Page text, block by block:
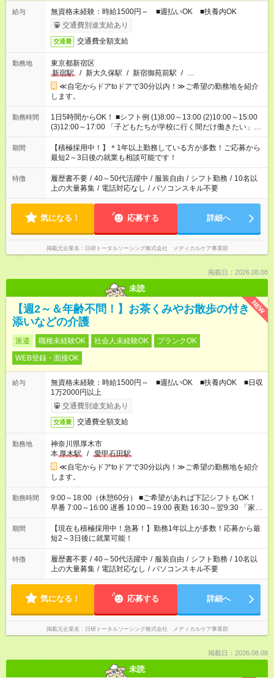
給与
無資格未経験：時給1500円～ ■週払いOK ■扶養内OK
交通費別途支給あり
交通費 交通費全額支給
勤務地
東京都新宿区
新宿駅
/ 新大久保駅 / 新宿御苑前駅 / …
≪自宅からドアtoドアで30分以内！≫ご希望の勤務地を紹介
します。
勤務時間
1日5時間からOK！ ■シフト例 (1)8:00～13:00 (2)10:00～15:00
(3)12:00～17:00 「子どもたちが学校に行く間だけ働きたい」
「余裕を持って夕飯の準備がしたい」 「午前中は働いて、午後
はプライベートの時間にしたい」 など、ご希望を教えてくださ
いね。 ※Wワーク希望の方へ 今ご覧のお仕事で希望する勤務時
間と、もう1つのお仕事の勤務時間。 合計で週40時間を超える
場合は応募できません。
期間
【積極採用中！】＊1年以上勤務している方が多数！ご応募から
最短2～3日後の就業も相談可能です！
特徴 履歴書不要 / 40～50代活躍中 / 服装自由 / シフト勤務 / 10名以
上の大量募集 / 電話対応なし / パソコンスキル不要
気になる！ 応募する 詳細へ
掲載元企業名 日研トータルソーシング株式会社 メディカルケア事業部
掲載日：2026.08.08
未読
NEW
【週2～＆年齢不問！】お茶くみやお散歩の付き
添いなどの介護
派遣 職種未経験OK 社会人未経験OK
ブランクOK
WEB登録・面接OK
給与
無資格未経験：時給1500円～ ■週払いOK ■扶養内OK ■日収
1万2000円以上
交通費別途支給あり
交通費 交通費全額支給
勤務地
神奈川県厚木市
本厚木駅 / 愛甲石田駅
≪自宅からドアtoドアで30分以内！≫ご希望の勤務地を紹介
します。
勤務時間
9:00～18:00（休憩60分） ■ご希望があれば下記シフトもOK！
早番 7:00～16:00 遅番 10:00～19:00 夜勤 16:30～翌9:30 「家族
と休みを合わせたい」 「余裕を持って夕飯の準備がしたい」
「できれば残業はしたくない」 など、ご希望を教えてください
ね。 ※Wワーク希望の方へ 今ご覧のお仕事で希望する勤務時間
と、もう1つのお仕事の勤務時間。 合計で週40時間を超える場
合は応募できません。
期間
【現在も積極採用中！急募！】勤務1年以上が多数！応募から最
短2～3日後に就業可能！
特徴 履歴書不要 / 40～50代活躍中 / 服装自由 / シフト勤務 / 10名以
上の大量募集 / 電話対応なし / パソコンスキル不要
気になる！ 応募する 詳細へ
掲載元企業名 日研トータルソーシング株式会社 メディカルケア事業部
掲載日：2026.08.08
未読